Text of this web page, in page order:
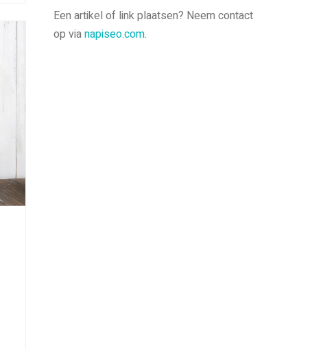
Een artikel of link plaatsen? Neem contact
op vianapiseo.com.